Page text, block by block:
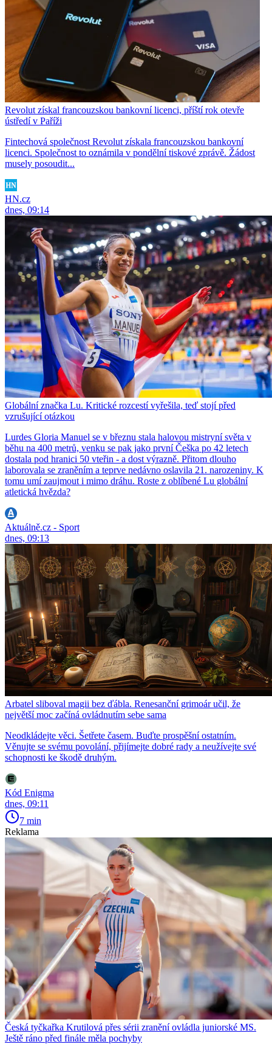
Revolut získal francouzskou bankovní licenci, příští rok otevře
ústředí v Paříži
Fintechová společnost Revolut získala francouzskou bankovní
licenci. Společnost to oznámila v pondělní tiskové zprávě. Žádost
musely posoudit...
HN.cz
dnes, 09:14
Globální značka Lu. Kritické rozcestí vyřešila, teď stojí před
vzrušující otázkou
Lurdes Gloria Manuel se v březnu stala halovou mistryní světa v
běhu na 400 metrů, venku se pak jako první Češka po 42 letech
dostala pod hranici 50 vteřin - a dost výrazně. Přitom dlouho
laborovala se zraněním a teprve nedávno oslavila 21. narozeniny. K
tomu umí zaujmout i mimo dráhu. Roste z oblíbené Lu globální
atletická hvězda?
Aktuálně.cz - Sport
dnes, 09:13
Arbatel sliboval magii bez ďábla. Renesanční grimoár učil, že
největší moc začíná ovládnutím sebe sama
Neodkládejte věci. Šetřete časem. Buďte prospěšní ostatním.
Věnujte se svému povolání, přijímejte dobré rady a neužívejte své
schopnosti ke škodě druhým.
Kód Enigma
dnes, 09:11
7 min
Reklama
Česká tyčkařka Krutilová přes sérii zranění ovládla juniorské MS.
Ještě ráno před finále měla pochyby